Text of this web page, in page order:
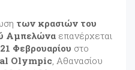
των κρασιών του
Αμπελώναεπανέρχεται
Φεβρουαρίου στο
Olympic, Αθανασίου